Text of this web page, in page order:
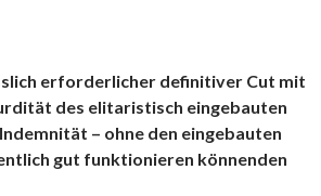
erforderlicher definitiver Cut mit
des elitaristisch eingebauten
– ohne den eingebauten
gut funktionieren könnenden